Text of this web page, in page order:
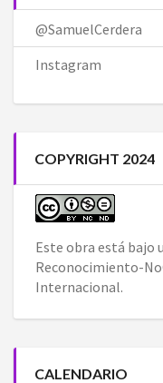
@SamuelCerdera
Instagram
COPYRIGHT 2024
Este obra está bajo
Reconocimiento-
Internacional.
CALENDARIO